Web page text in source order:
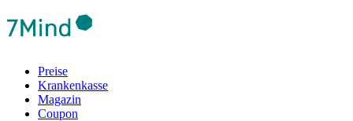
Preise
Krankenkasse
Magazin
Coupon